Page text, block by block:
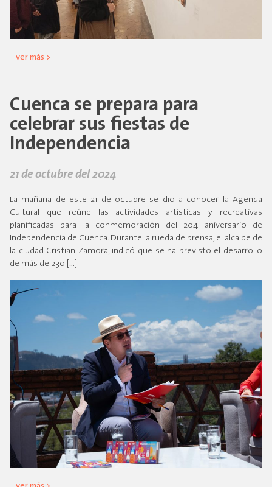
ver más >
Cuenca se prepara para
celebrar sus fiestas de
Independencia
21 de octubre del 2024
La mañana de este 21 de octubre se dio a conocer la Agenda
Cultural que reúne las actividades artísticas y recreativas
planificadas para la conmemoración del 204 aniversario de
Independencia de Cuenca. Durante la rueda de prensa, el alcalde de
la ciudad Cristian Zamora, indicó que se ha previsto el desarrollo
de más de 230 […]